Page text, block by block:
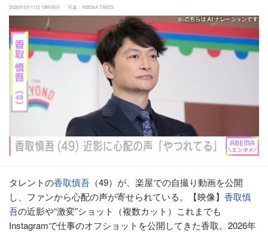
2026年5月11日 19時56分 写真：ABEMA TIMES
タレントの香取慎吾 （49）が、楽屋での自撮り動画を公開
し、ファンから心配の声が寄せられている。【映像】 香取慎
吾の近影や“激変”ショット（複数カット）これまでも
Instagramで仕事のオフショットを公開してきた香取。2026年